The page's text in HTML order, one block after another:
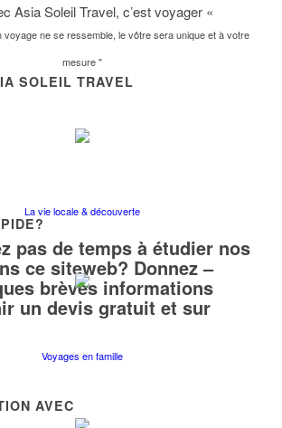
voyage ne se ressemble, le vôtre sera unique et à votre
mesure "
La vie locale & découverte
Voyages en famille
Asia Soleil Travel, c’est voyager «
SOLEIL TRAVEL
pas de temps à étudier nos
ce siteweb? Donnez –
brèves informations
un devis gratuit et sur
AVEC